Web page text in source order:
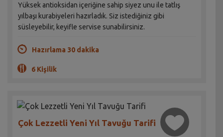
Yüksek antioksidan içeriğine sahip siyez unu ile tatlış
yılbaşı kurabiyeleri hazırladık. Siz istediğiniz gibi
süsleyebilir, keyifle servise sunabilirsiniz.
Hazırlama 30 dakika
6 Kişilik
Çok Lezzetli Yeni Yıl Tavuğu Tarifi